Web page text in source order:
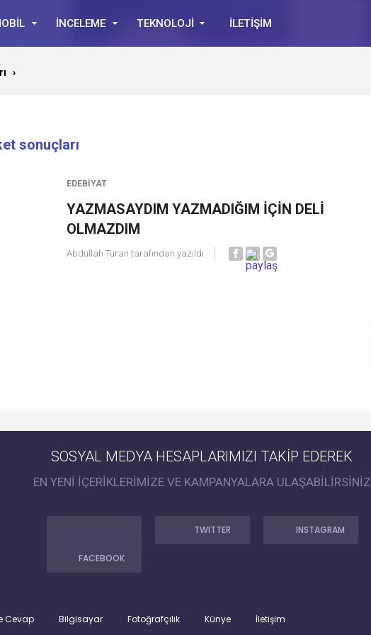
İNCELEME TEKNOLOJİ İLETİŞİM
›
sonuçları
EDEBIYAT
YAZMASAYDIM YAZMADIĞIM İÇİN DELİ
OLMAZDIM
Abdullah Turan tarafından yazıldı
SOSYAL MEDYA HESAPLARIMIZI TAKİP EDEREK
EN YENİ İÇERİKLERİMİZE VE KAMPANYALARA ULAŞABİLİRSİNİZ
FACEBOOK
TWITTER INSTAGRAM
Cevap Bilgisayar Fotoğrafçılık Künye İletişim